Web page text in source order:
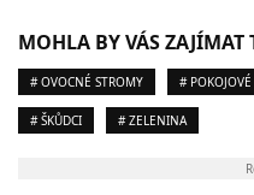
MOHLA BY VÁS ZAJÍMAT
# OVOCNÉ STROMY #
# ŠKŮDCI # ZELENINA